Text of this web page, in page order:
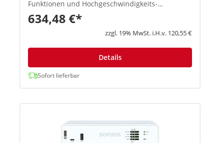
Funktionen und Hochgeschwindigkeits-
Verbindungsoptionen. Die Basis-Firewall ist in
jeder Appliance enthalten. Produkthighlights:
Beschleunigte Performan...
634,48 €*
zzgl. 19% MwSt. i.H.v. 120,55 €
Details
Sofort lieferbar